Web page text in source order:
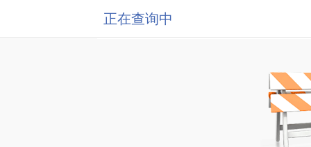
正在查询中